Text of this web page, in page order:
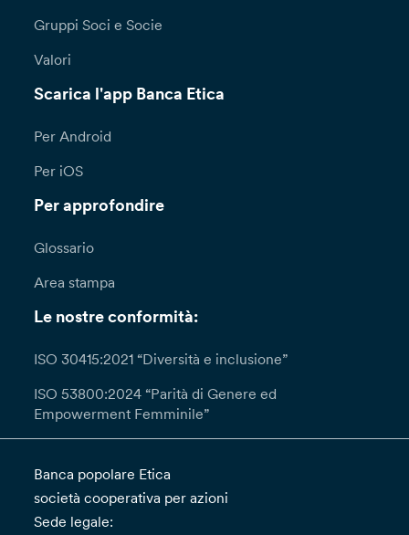
Gruppi Soci e Socie
Valori
Scarica l'app Banca Etica
Per Android
Per iOS
Per approfondire
Glossario
Area stampa
Le nostre conformità:
ISO 30415:2021 “Diversità e inclusione”
ISO 53800:2024 “Parità di Genere ed
Empowerment Femminile”
Banca popolare Etica
società cooperativa per azioni
Sede legale: